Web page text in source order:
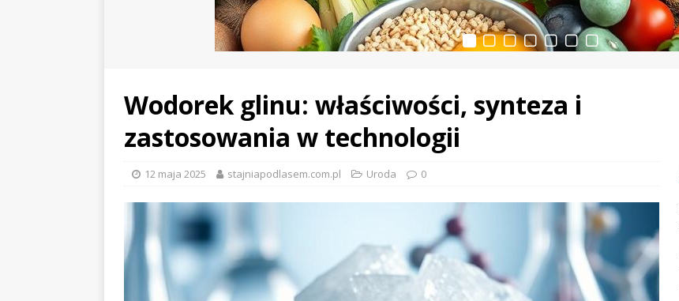
Wodorek glinu: właściwości, synteza i
zastosowania w technologii
12 maja 2025 stajniapodlasem.com.pl Uroda 0